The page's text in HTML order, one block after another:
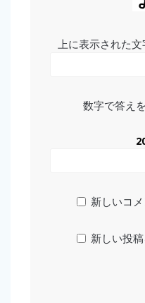
上に表示された文
数字で答え
新しいコ
新しい投